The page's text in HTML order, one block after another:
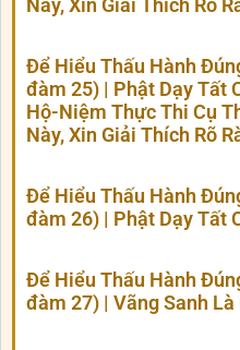
Này, Xin Giải Thích Rõ
Để Hiểu Thấu Hành
đàm 25) | Phật Dạy Tất
Hộ-Niệm Thực Thi Cụ
Này, Xin Giải Thích Rõ
Để Hiểu Thấu Hành
đàm 26) | Phật Dạy Tất
Để Hiểu Thấu Hành
đàm 27) | Vãng Sanh Là